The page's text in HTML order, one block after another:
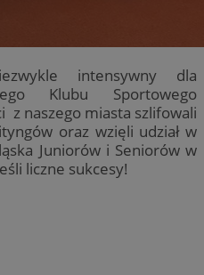
intensywny dla
Klubu Sportowego
z naszego miasta szlifowali
oraz wzięli udział w
Juniorów i Seniorów w
liczne sukcesy!